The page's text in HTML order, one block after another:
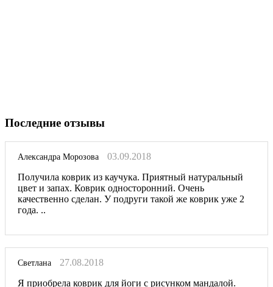
Последние отзывы
Александра Морозова
03.09.2018
Получила коврик из каучука. Приятный натуральный
цвет и запах. Коврик односторонний. Очень
качественно сделан. У подруги такой же коврик уже 2
года. ..
Светлана
27.08.2018
Я приобрела коврик для йоги с рисунком мандалой.